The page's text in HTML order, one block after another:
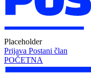
Placeholder
Prijava Postani član
POČETNA